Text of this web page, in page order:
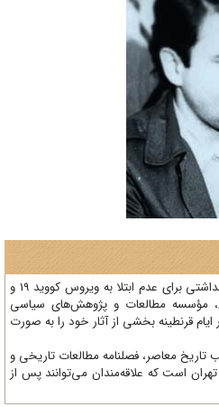
با توجه به نیاز به تداوم مراقبت‌های بهداشتی برای عدم ابتلا به ویروس کووید 19 و
مطالعات و پژوهش‌های سیاسی
بخشی از آثار خود را به صورت
معاصر، فصلنامه‌ مطالعات تاریخی و
است که علاقه‌مندان می‌توانند پس از